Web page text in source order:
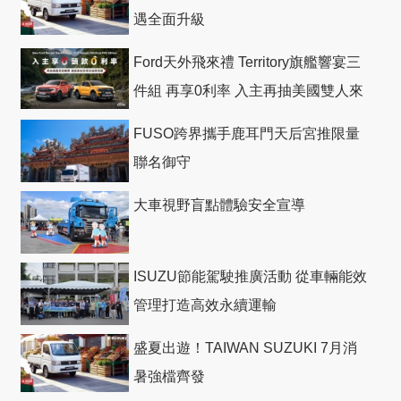
遇全面升級
Ford天外飛來禮 Territory旗艦響宴三
件組 再享0利率 入主再抽美國雙人來
FUSO跨界攜手鹿耳門天后宮推限量
聯名御守
大車視野盲點體驗安全宣導
ISUZU節能駕駛推廣活動 從車輛能效
管理打造高效永續運輸
盛夏出遊！TAIWAN SUZUKI 7月消
暑強檔齊發